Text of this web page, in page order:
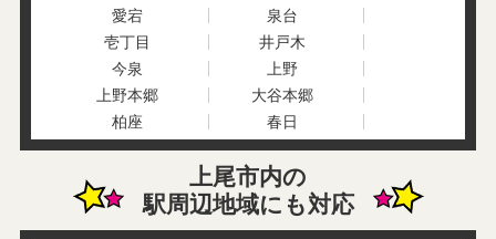
愛宕
泉台
壱丁目
井戸木
今泉
上野
上野本郷
大谷本郷
柏座
春日
上
上町
瓦葺
久保
小泉
小敷谷
五番町
上尾市内の
駅周辺地域にも対応